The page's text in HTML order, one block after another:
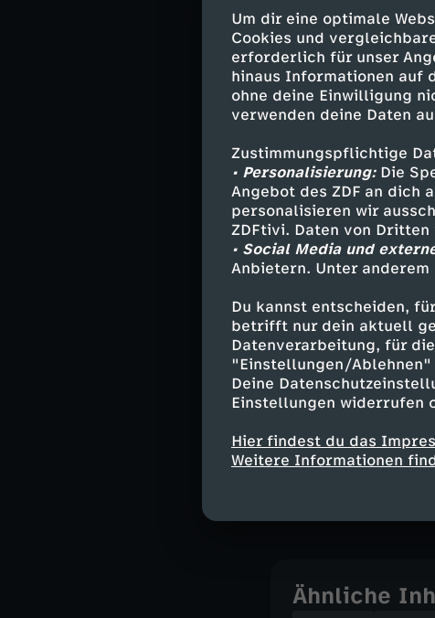
Um dir eine optimale
Cookies und
erforderlich für unser
hinaus Informationen auf
ohne deine Einwilligung
verwenden deine Daten
Zustimmungspflichtige
• Personalisierung:Die
Angebot des ZDF an dich
personalisieren wir
ZDFtivi. Daten von
• Social Media und
Anbietern. Unter
Du kannst entscheiden,
betrifft nur dein aktuell
Datenverarbeitung, für
"Einstellungen/Ablehnen"
Deine
Einstellungen widerrufen
Hier findest du das
Weitere Informationen
Mysteriöse
Die
Verhalten von
Sie könnte die
unser Universum
Denn in der
Weise einfach in
Die großen
Sind die Weiten
beherrschen
neue Erkenntnisse
Ist das Weltall
Die ZDFinfo-
ins Dunkel der
Ähnliche